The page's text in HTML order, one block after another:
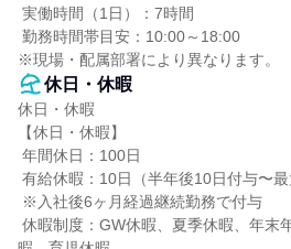
※現場・配属部署により異なります。
休日・休暇
休日・休暇
【休日・休暇】